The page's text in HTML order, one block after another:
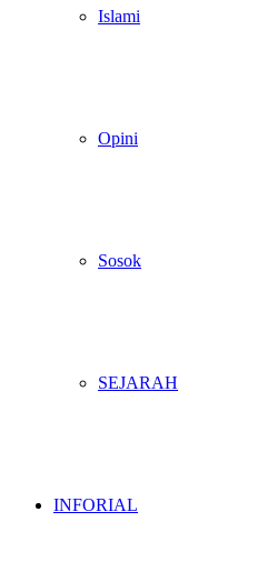
Islami
Opini
Sosok
SEJARAH
INFORIAL